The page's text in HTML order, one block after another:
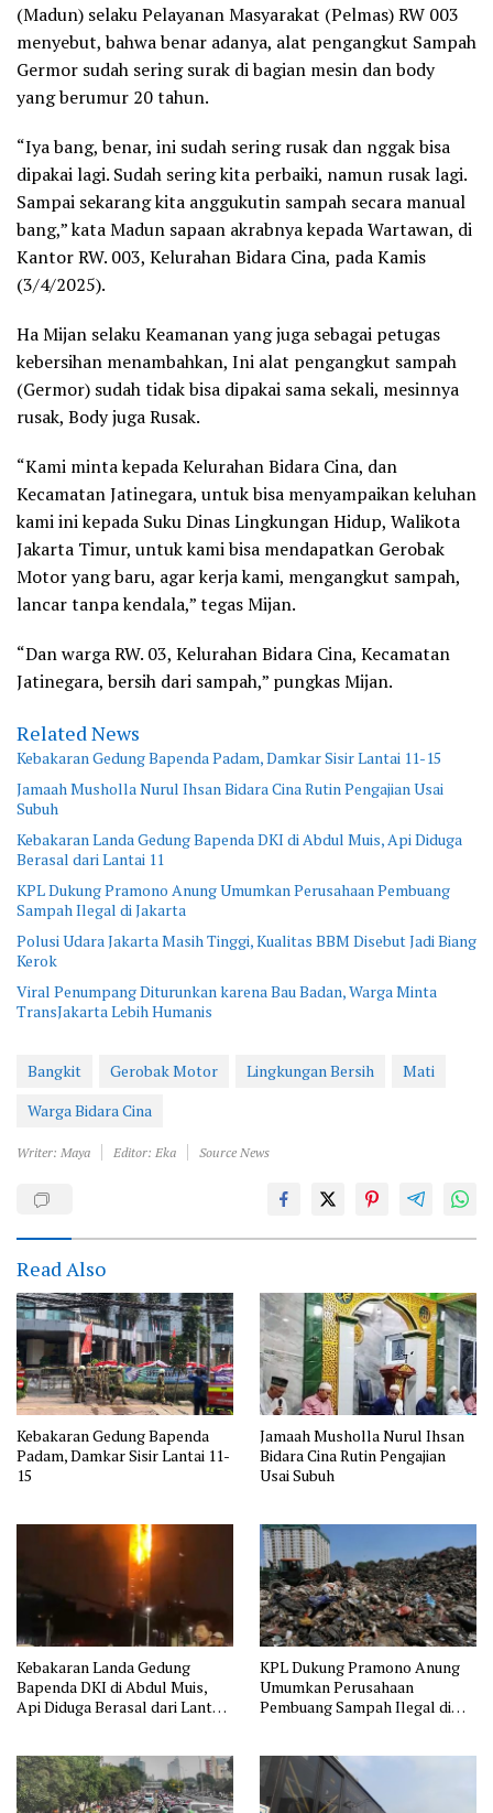
(Madun) selaku Pelayanan Masyarakat (Pelmas) RW 003
menyebut, bahwa benar adanya, alat pengangkut Sampah
Germor sudah sering surak di bagian mesin dan body
yang berumur 20 tahun.
“Iya bang, benar, ini sudah sering rusak dan nggak bisa
dipakai lagi. Sudah sering kita perbaiki, namun rusak lagi.
Sampai sekarang kita anggukutin sampah secara manual
bang,” kata Madun sapaan akrabnya kepada Wartawan, di
Kantor RW. 003, Kelurahan Bidara Cina, pada Kamis
(3/4/2025).
Ha Mijan selaku Keamanan yang juga sebagai petugas
kebersihan menambahkan, Ini alat pengangkut sampah
(Germor) sudah tidak bisa dipakai sama sekali, mesinnya
rusak, Body juga Rusak.
“Kami minta kepada Kelurahan Bidara Cina, dan
Kecamatan Jatinegara, untuk bisa menyampaikan keluhan
kami ini kepada Suku Dinas Lingkungan Hidup, Walikota
Jakarta Timur, untuk kami bisa mendapatkan Gerobak
Motor yang baru, agar kerja kami, mengangkut sampah,
lancar tanpa kendala,” tegas Mijan.
“Dan warga RW. 03, Kelurahan Bidara Cina, Kecamatan
Jatinegara, bersih dari sampah,” pungkas Mijan.
Related News
Kebakaran Gedung Bapenda Padam, Damkar Sisir Lantai 11-15
Jamaah Musholla Nurul Ihsan Bidara Cina Rutin Pengajian Usai
Subuh
Kebakaran Landa Gedung Bapenda DKI di Abdul Muis, Api Diduga
Berasal dari Lantai 11
KPL Dukung Pramono Anung Umumkan Perusahaan Pembuang
Sampah Ilegal di Jakarta
Polusi Udara Jakarta Masih Tinggi, Kualitas BBM Disebut Jadi Biang
Kerok
Viral Penumpang Diturunkan karena Bau Badan, Warga Minta
TransJakarta Lebih Humanis
Bangkit Gerobak Motor Lingkungan Bersih
Mati
Warga Bidara Cina
Writer: Maya Editor: Eka Source News
Read Also
Kebakaran Gedung Bapenda
Padam, Damkar Sisir Lantai 11-
15
Jamaah Musholla Nurul Ihsan
Bidara Cina Rutin Pengajian
Usai Subuh
Kebakaran Landa Gedung
Bapenda DKI di Abdul Muis,
Api Diduga Berasal dari Lantai
KPL Dukung Pramono Anung
Umumkan Perusahaan
Pembuang Sampah Ilegal di